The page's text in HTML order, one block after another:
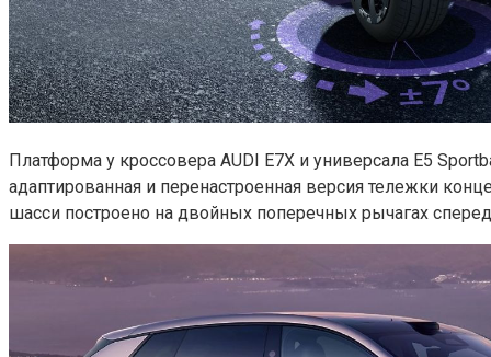
Платформа у кроссовера AUDI E7X и универсала E5
адаптированная и перенастроенная версия тележки
шасси построено на двойных поперечных рычагах